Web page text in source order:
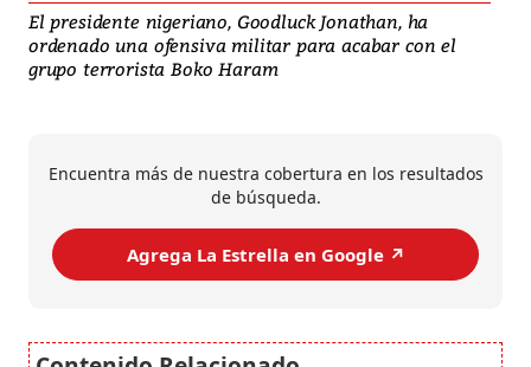
El presidente nigeriano, Goodluck Jonathan, ha
ordenado una ofensiva militar para acabar con el
grupo terrorista Boko Haram
Encuentra más de nuestra cobertura en los resultados
de búsqueda.
Agrega La Estrella en Google ↗️